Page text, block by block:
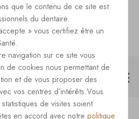
COLLAGE
que le contenu de ce site est
du dentaire.
» vous certifiez être un
navigation sur ce site vous
de cookies nous permettant de
et de vous proposer des
vos centres d’intérêts.Vous
de visites soient
en accord avec notrepolitique